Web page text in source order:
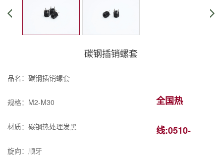
碳钢插销螺套
品名：碳钢插销螺套
规格：M2-M30
材质：碳钢热处理发黑
旋向：顺牙
全国热
线:0510-